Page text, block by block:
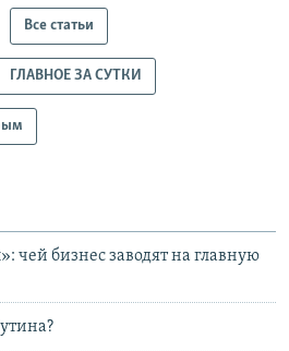
Все статьи
ГЛАВНОЕ ЗА СУТКИ
чей бизнес заводят на главную